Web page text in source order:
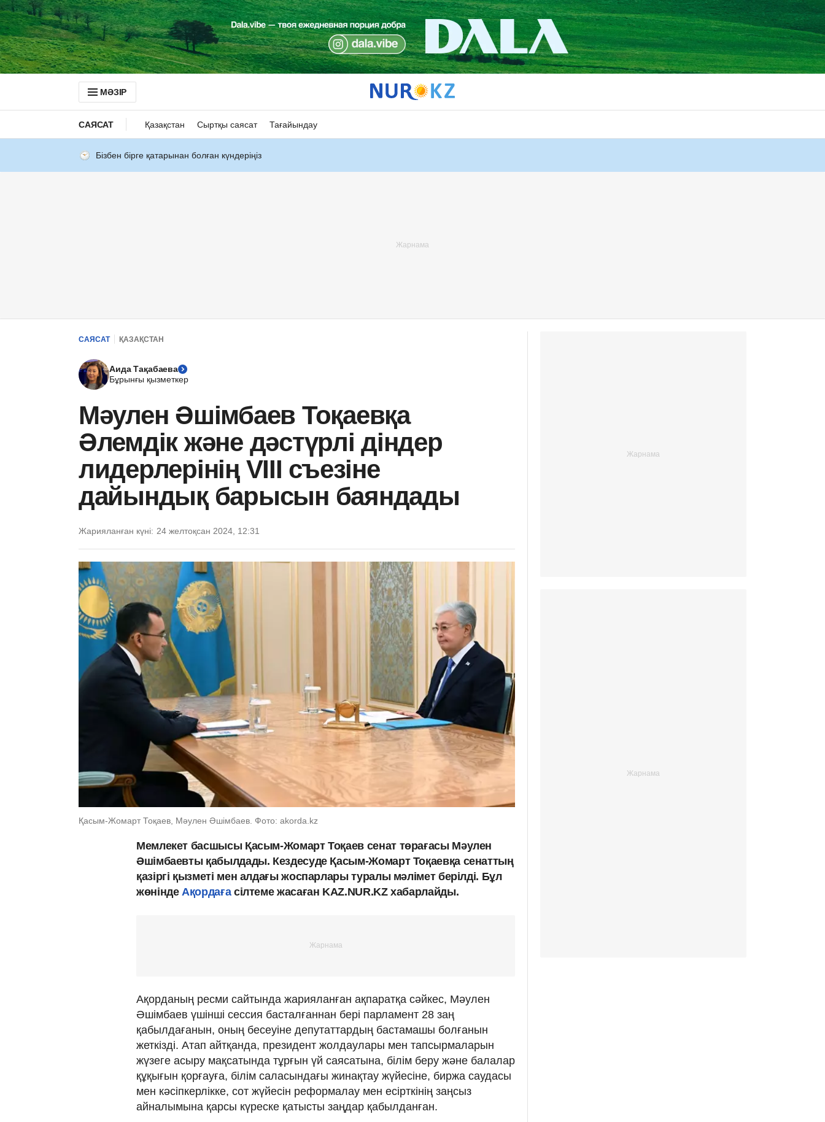
МӘЗІР
САЯСАТ Қазақстан Сыртқы саясат Тағайындау
Бізбен бірге қатарынан болған күндеріңіз
САЯСАТ ҚАЗАҚСТАН
Аида Тақабаева
Бұрынғы қызметкер
Мәулен Әшімбаев Тоқаевқа
Әлемдік және дәстүрлі діндер
лидерлерінің VIII съезіне
дайындық барысын баяндады
Жарияланған күні: 24 желтоқсан 2024, 12:31
Қасым-Жомарт Тоқаев, Мәулен Әшімбаев. Фото: akorda.kz
Мемлекет басшысы Қасым-Жомарт Тоқаев сенат төрағасы Мәулен
Әшімбаевты қабылдады. Кездесуде Қасым-Жомарт Тоқаевқа сенаттың
қазіргі қызметі мен алдағы жоспарлары туралы мәлімет берілді. Бұл
жөнінде Ақордаға сілтеме жасаған KAZ.NUR.KZ хабарлайды.
Ақорданың ресми сайтында жарияланған ақпаратқа сәйкес, Мәулен
Әшімбаев үшінші сессия басталғаннан бері парламент 28 заң
қабылдағанын, оның бесеуіне депутаттардың бастамашы болғанын
жеткізді. Атап айтқанда, президент жолдаулары мен тапсырмаларын
жүзеге асыру мақсатында тұрғын үй саясатына, білім беру және балалар
құқығын қорғауға, білім саласындағы жинақтау жүйесіне, биржа саудасы
мен кәсіпкерлікке, сот жүйесін реформалау мен есірткінің заңсыз
айналымына қарсы күреске қатысты заңдар қабылданған.